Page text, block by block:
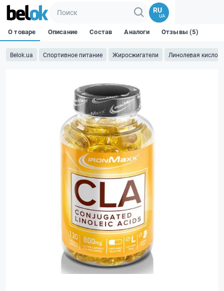
RU
UA
Belok.ua Спортивное питание Жиросжигатели Линолевая
О товаре Описание Состав Аналоги Отзывы (5)